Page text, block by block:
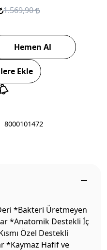
1.569,90
Hemen Al
Ekle
8000101472
*Bakteri Üretmeyen
*Anatomik Destekli İç
Özel Destekli
*Kaymaz Hafif ve